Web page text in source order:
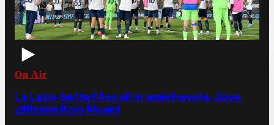
On Air
La Lazio batte l'Ascoli in amichevole. Juve.
ufficiale Kolo Muani